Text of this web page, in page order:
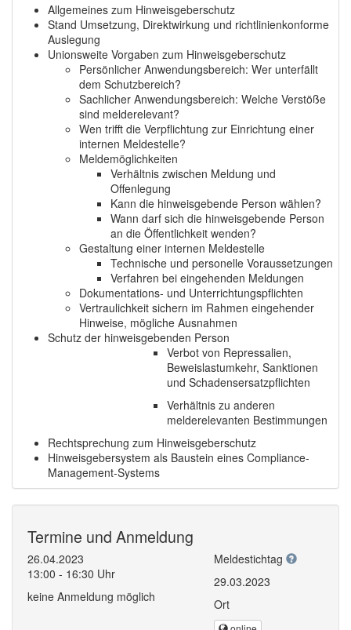
Allgemeines zum Hinweisgeberschutz
Stand Umsetzung, Direktwirkung und richtlinienkonforme
Auslegung
Unionsweite Vorgaben zum Hinweisgeberschutz
Persönlicher Anwendungsbereich: Wer unterfällt
dem Schutzbereich?
Sachlicher Anwendungsbereich: Welche Verstöße
sind melderelevant?
Wen trifft die Verpflichtung zur Einrichtung einer
internen Meldestelle?
Meldemöglichkeiten
Verhältnis zwischen Meldung und
Offenlegung
Kann die hinweisgebende Person wählen?
Wann darf sich die hinweisgebende Person
an die Öffentlichkeit wenden?
Gestaltung einer internen Meldestelle
Technische und personelle Voraussetzungen
Verfahren bei eingehenden Meldungen
Dokumentations- und Unterrichtungspflichten
Vertraulichkeit sichern im Rahmen eingehender
Hinweise, mögliche Ausnahmen
Schutz der hinweisgebenden Person
Verbot von Repressalien,
Beweislastumkehr, Sanktionen
und Schadensersatzpflichten
Verhältnis zu anderen
melderelevanten Bestimmungen
Rechtsprechung zum Hinweisgeberschutz
Hinweisgebersystem als Baustein eines Compliance-
Management-Systems
Termine und Anmeldung
26.04.2023
13:00 - 16:30 Uhr
keine Anmeldung möglich
Meldestichtag
29.03.2023
Ort